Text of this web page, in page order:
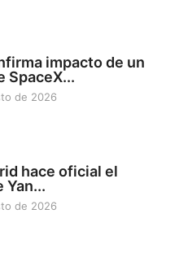
impacto de un
SpaceX...
de 2026
hace oficial el
Yan...
de 2026